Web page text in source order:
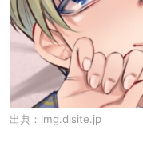
出典： img.dlsite.jp